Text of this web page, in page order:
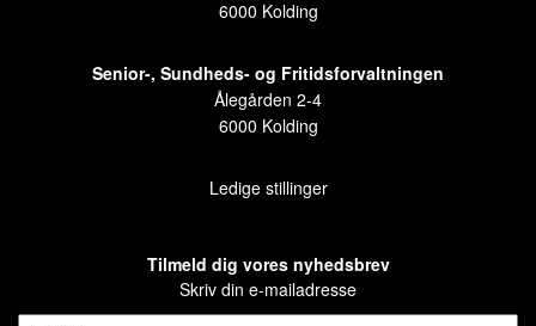
6000 Kolding
Senior-, Sundheds- og Fritidsforvaltningen
Ålegården 2-4
6000 Kolding
Ledige stillinger
Tilmeld dig vores nyhedsbrev
Skriv din e-mailadresse